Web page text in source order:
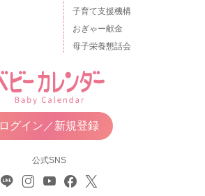
子育て支援機構
おぎゃー献金
母子栄養懇話会
ログイン／新規登録
公式SNS